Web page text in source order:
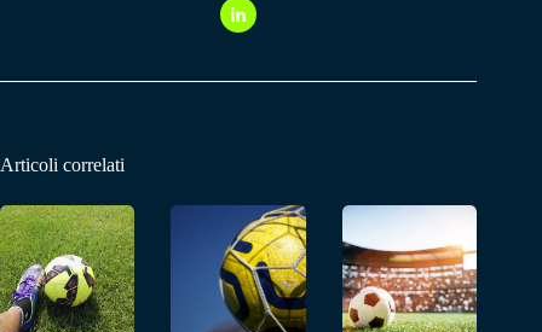
Articoli correlati